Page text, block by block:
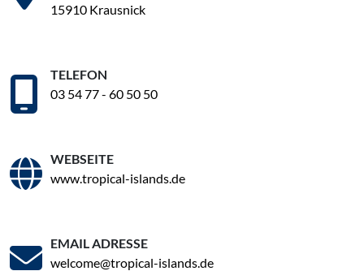
15910 Krausnick
TELEFON
03 54 77 - 60 50 50
WEBSEITE
www.tropical-islands.de
EMAIL ADRESSE
welcome@tropical-islands.de